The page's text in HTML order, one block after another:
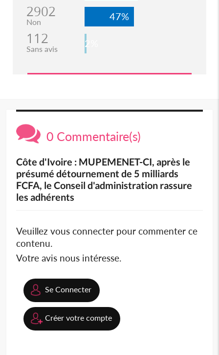
2902
Non 47%
112
Sans avis 2%
0 Commentaire(s)
Côte d'Ivoire : MUPEMENET-CI, après le
présumé détournement de 5 milliards
FCFA, le Conseil d'administration rassure
les adhérents
Veuillez vous connecter pour commenter ce
contenu.
Votre avis nous intéresse.
Se Connecter
Créer votre compte